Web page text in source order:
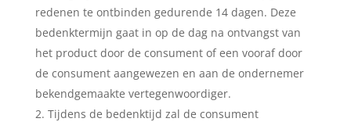
redenen te ontbinden gedurende 14 dagen. Deze
bedenktermijn gaat in op de dag na ontvangst van
het product door de consument of een vooraf door
de consument aangewezen en aan de ondernemer
bekendgemaakte vertegenwoordiger.
Tijdens de bedenktijd zal de consument